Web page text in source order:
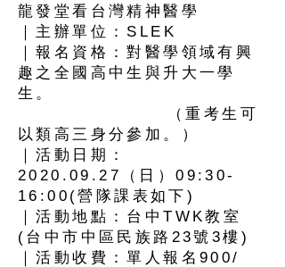
龍發堂看台灣精神醫學
｜主辦單位：SLEK
｜報名資格：對醫學領域有興
趣之全國高中生與升大一學
生。
（重考生可
以類高三身分參加。）
｜活動日期：
2020.09.27（日）09:30-
16:00(營隊課表如下)
｜活動地點：台中TWK教室
(台中市中區民族路23號3樓)
｜活動收費：單人報名900/